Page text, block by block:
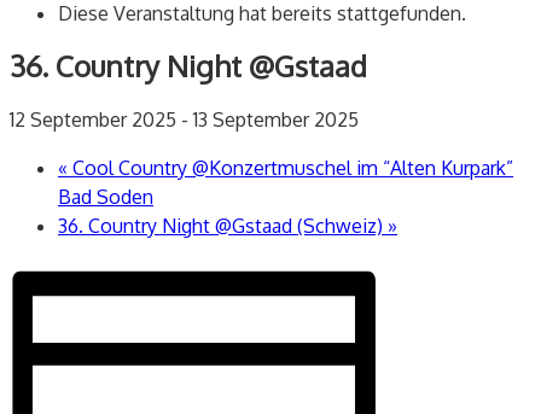
Diese Veranstaltung hat bereits stattgefunden.
36. Country Night @Gstaad
12 September 2025 -13 September 2025
« Cool Country @Konzertmuschel im “Alten Kurpark”
Bad Soden
36. Country Night @Gstaad (Schweiz) »